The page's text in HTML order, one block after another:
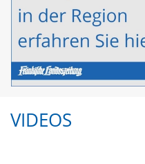
VIDEOS